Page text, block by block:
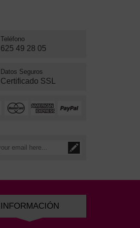
Teléfono
625 49 28 05
Datos Seguros
Certificado SSL
INFORMACIÓN